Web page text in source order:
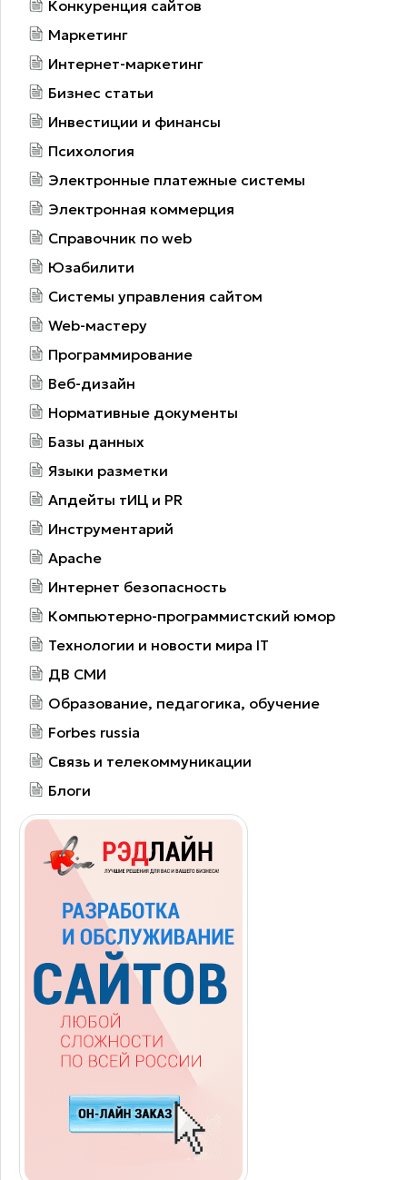
Конкуренция сайтов
Маркетинг
Интернет-маркетинг
Бизнес статьи
Инвестиции и финансы
Психология
Электронные платежные системы
Электронная коммерция
Справочник по web
Юзабилити
Системы управления сайтом
Web-мастеру
Программирование
Веб-дизайн
Нормативные документы
Базы данных
Языки разметки
Апдейты тИЦ и PR
Инструментарий
Apache
Интернет безопасность
Компьютерно-программистский юмор
Технологии и новости мира IT
ДВ СМИ
Образование, педагогика, обучение
Forbes russia
Связь и телекоммуникации
Блоги